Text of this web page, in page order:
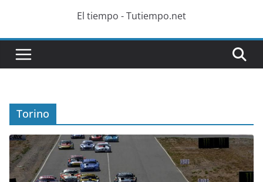
El tiempo - Tutiempo.net
Torino